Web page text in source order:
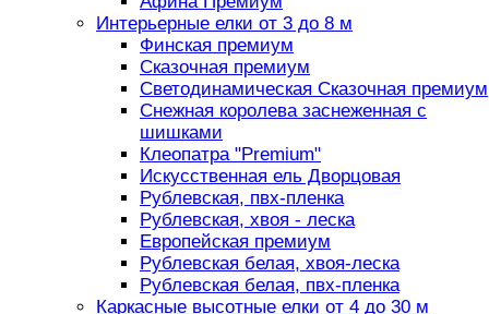
Интерьерные елки от 3 до 8 м
Финская премиум
Сказочная премиум
Светодинамическая Сказочная премиум
Снежная королева заснеженная с
шишками
Клеопатра "Premium"
Искусственная ель Дворцовая
Рублевская, пвх-пленка
Рублевская, хвоя - леска
Европейская премиум
Рублевская белая, хвоя-леска
Рублевская белая, пвх-пленка
Каркасные высотные елки от 4 до 30 м